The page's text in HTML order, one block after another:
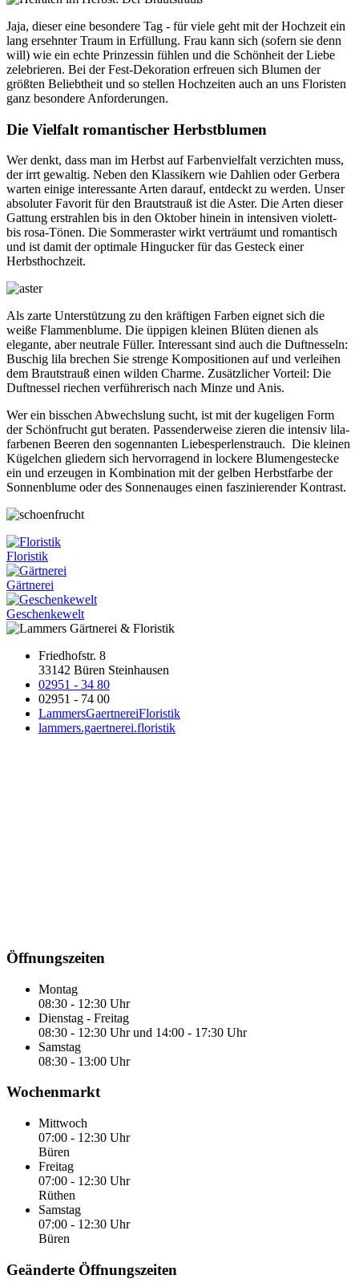
Jaja, dieser eine besondere Tag - für viele geht mit der Hochzeit ein
lang ersehnter Traum in Erfüllung. Frau kann sich (sofern sie denn
will) wie ein echte Prinzessin fühlen und die Schönheit der Liebe
zelebrieren. Bei der Fest-Dekoration erfreuen sich Blumen der
größten Beliebtheit und so stellen Hochzeiten auch an uns Floristen
ganz besondere Anforderungen.
Die Vielfalt romantischer Herbstblumen
Wer denkt, dass man im Herbst auf Farbenvielfalt verzichten muss,
der irrt gewaltig. Neben den Klassikern wie Dahlien oder Gerbera
warten einige interessante Arten darauf, entdeckt zu werden. Unser
absoluter Favorit für den Brautstrauß ist die Aster. Die Arten dieser
Gattung erstrahlen bis in den Oktober hinein in intensiven violett-
bis rosa-Tönen. Die Sommeraster wirkt verträumt und romantisch
und ist damit der optimale Hingucker für das Gesteck einer
Herbsthochzeit.
Als zarte Unterstützung zu den kräftigen Farben eignet sich die
weiße Flammenblume. Die üppigen kleinen Blüten dienen als
elegante, aber neutrale Füller. Interessant sind auch die Duftnesseln:
Buschig lila brechen Sie strenge Kompositionen auf und verleihen
dem Brautstrauß einen wilden Charme. Zusätzlicher Vorteil: Die
Duftnessel riechen verführerisch nach Minze und Anis.
Wer ein bisschen Abwechslung sucht, ist mit der kugeligen Form
der Schönfrucht gut beraten. Passenderweise zieren die intensiv lila-
farbenen Beeren den sogennanten Liebesperlenstrauch. Die kleinen
Kügelchen gliedern sich hervorragend in lockere Blumengestecke
ein und erzeugen in Kombination mit der gelben Herbstfarbe der
Sonnenblume oder des Sonnenauges einen faszinierender Kontrast.
Floristik
Gärtnerei
Geschenkewelt
Friedhofstr. 8
33142 Büren Steinhausen
02951 - 34 80
02951 - 74 00
LammersGaertnereiFloristik
lammers.gaertnerei.floristik
Öffnungszeiten
Montag
08:30 - 12:30 Uhr
Dienstag - Freitag
08:30 - 12:30 Uhr und 14:00 - 17:30 Uhr
Samstag
08:30 - 13:00 Uhr
Wochenmarkt
Mittwoch
07:00 - 12:30 Uhr
Büren
Freitag
07:00 - 12:30 Uhr
Rüthen
Samstag
07:00 - 12:30 Uhr
Büren
Geänderte Öffnungszeiten